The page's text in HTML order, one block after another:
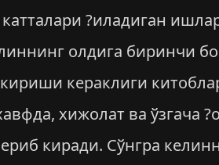
?иладиган
олдига биринчи
кераклиги
хижолат ва ўзгача
киради. Сўнгра